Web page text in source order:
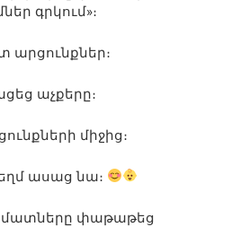
գրկում»։
արցունքներ։
աչքերը։
միջից։
ասաց նա։
մատները փաթաթեց